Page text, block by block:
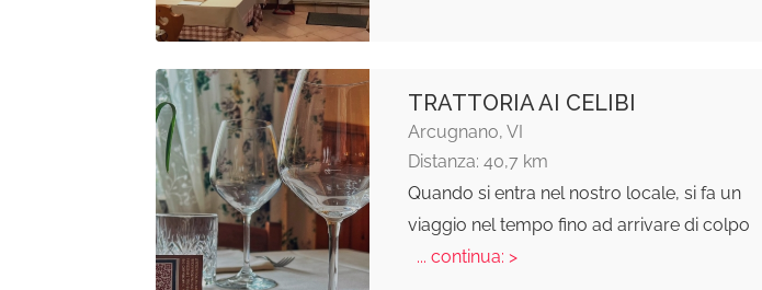
TRATTORIA AI CELIBI
Arcugnano, VI
Distanza: 40,7 km
Quando si entra nel nostro locale, si fa un
viaggio nel tempo fino ad arrivare di colpo
... continua: >